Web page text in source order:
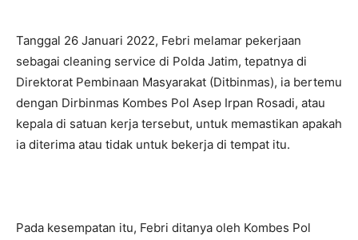
Tanggal 26 Januari 2022, Febri melamar pekerjaan
sebagai cleaning service di Polda Jatim, tepatnya di
Direktorat Pembinaan Masyarakat (Ditbinmas), ia bertemu
dengan Dirbinmas Kombes Pol Asep Irpan Rosadi, atau
kepala di satuan kerja tersebut, untuk memastikan apakah
ia diterima atau tidak untuk bekerja di tempat itu.
Pada kesempatan itu, Febri ditanya oleh Kombes Pol